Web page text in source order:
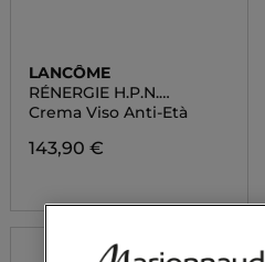
LANCÔME
RÉNERGIE H.P.N.
UVMUNE SPF50
Crema Viso Anti-Età
143,90 €